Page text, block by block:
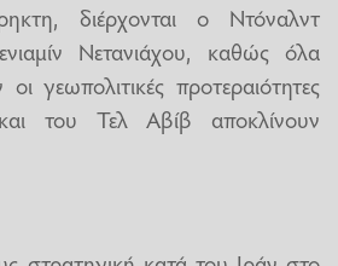
διέρχονται ο Ντόναλντ
Νετανιάχου, καθώς όλα
γεωπολιτικές προτεραιότητες
του Τελ Αβίβ αποκλίνουν